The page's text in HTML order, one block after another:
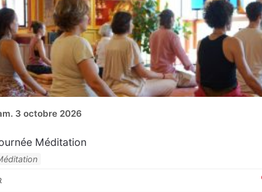
3 octobre 2026
Méditation